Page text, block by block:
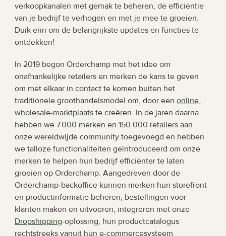
verkoopkanalen met gemak te beheren, de efficiëntie
van je bedrijf te verhogen en met je mee te groeien.
Duik erin om de belangrijkste updates en functies te
ontdekken!
In 2019 begon Orderchamp met het idee om
onafhankelijke retailers en merken de kans te geven
om met elkaar in contact te komen buiten het
traditionele groothandelsmodel om, door een online
wholesale-marktplaats te creëren. In de jaren daarna
hebben we 7.000 merken en 150.000 retailers aan
onze wereldwijde community toegevoegd en hebben
we talloze functionaliteiten geïntroduceerd om onze
merken te helpen hun bedrijf efficiënter te laten
groeien op Orderchamp. Aangedreven door de
Orderchamp-backoffice kunnen merken hun storefront
en productinformatie beheren, bestellingen voor
Dropshipping-oplossing, hun productcatalogus
rechtstreeks vanuit hun e-commercesysteem